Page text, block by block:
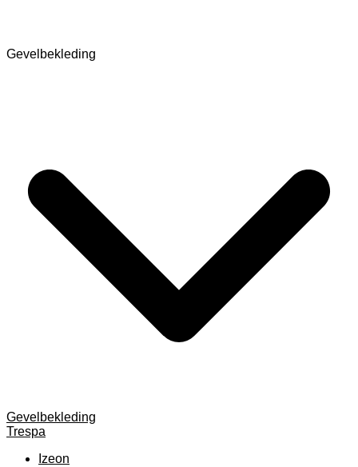
Gevelbekleding
Gevelbekleding
Trespa
Izeon